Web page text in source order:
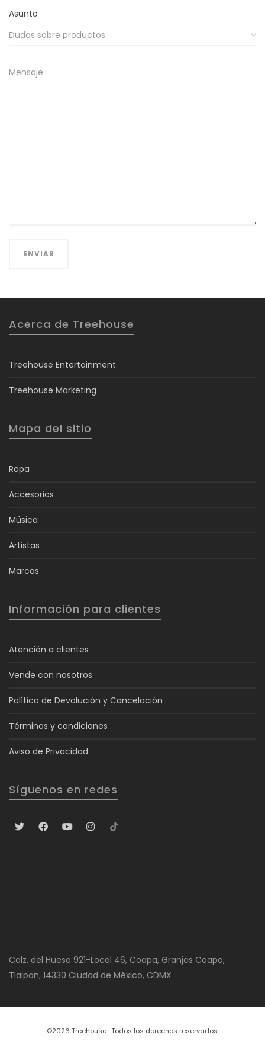
Asunto
Acerca de Treehouse
Treehouse Entertainment
Treehouse Marketing
Mapa del sitio
Ropa
Accesorios
Música
Artistas
Marcas
Información para clientes
Atención a clientes
Vende con nosotros
Política de Devolución y Cancelación
Términos y condiciones
Aviso de Privacidad
Síguenos en redes
Calz. del Hueso 921-Local 46, Coapa, Granjas Coapa,
Tlalpan, 14330 Ciudad de México, CDMX
©2026 Treehouse · Todos los derechos reservados.